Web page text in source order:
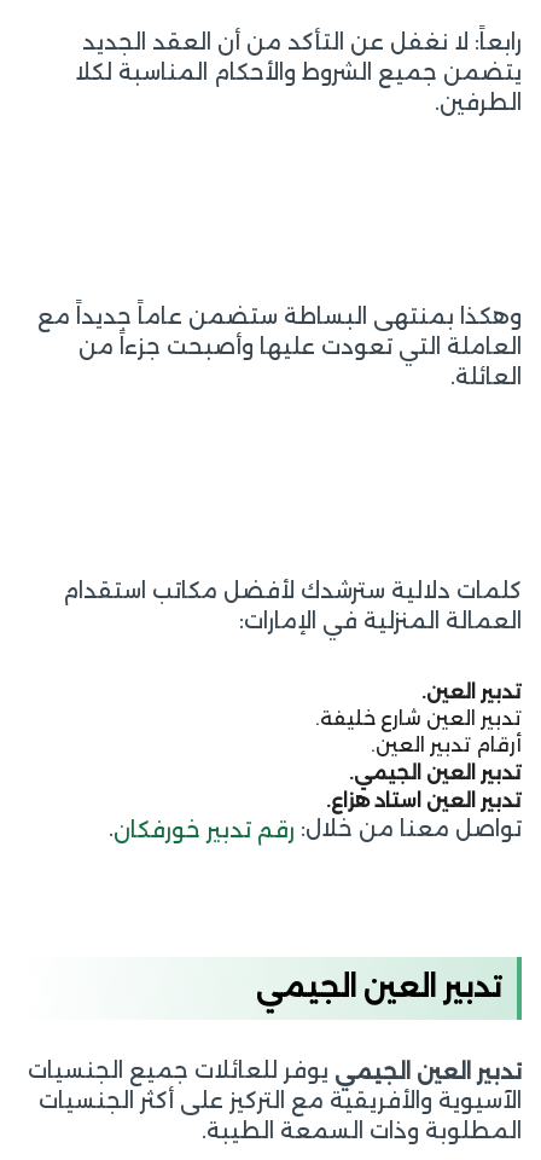
رابعاً: لا نغفل عن التأكد من أن العقد الجديد
يتضمن جميع الشروط والأحكام المناسبة لكلا
الطرفين.
وهكذا بمنتهى البساطة ستضمن عاماً جديداً مع
العاملة التي تعودت عليها وأصبحت جزءاً من
العائلة.
كلمات دلالية سترشدك لأفضل مكاتب استقدام
العمالة المنزلية في الإمارات:
تدبير العين.
تدبير العين شارع خليفة.
أرقام تدبير العين.
تدبير العين الجيمي.
تدبير العين استاد هزاع.
تواصل معنا من خلال: رقم تدبير خورفكان.
تدبير العين الجيمي
تدبير العين الجيمي يوفر للعائلات جميع الجنسيات
الآسيوية والأفريقية مع التركيز على أكثر الجنسيات
المطلوبة وذات السمعة الطيبة.